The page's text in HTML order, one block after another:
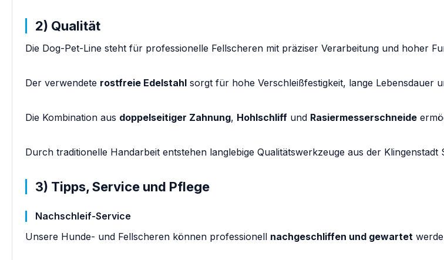
2) Qualität
Die Dog-Pet-Line steht für professionelle Fellscheren mit präziser Verarbeitung und hoher
Der verwendete rostfreie Edelstahl sorgt für hohe Verschleißfestigkeit, lange Lebensdauer
Die Kombination aus doppelseitiger Zahnung, Hohlschliff und Rasiermesserschneide
Durch traditionelle Handarbeit entstehen langlebige Qualitätswerkzeuge aus der Klingenstadt
3) Tipps, Service und Pflege
Nachschleif-Service
Unsere Hunde- und Fellscheren können professionell nachgeschliffen und gewartet